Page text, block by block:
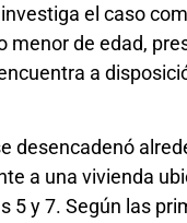
el caso
menor de edad,
a
desencadenó
a una vivienda
5 y 7. Según las